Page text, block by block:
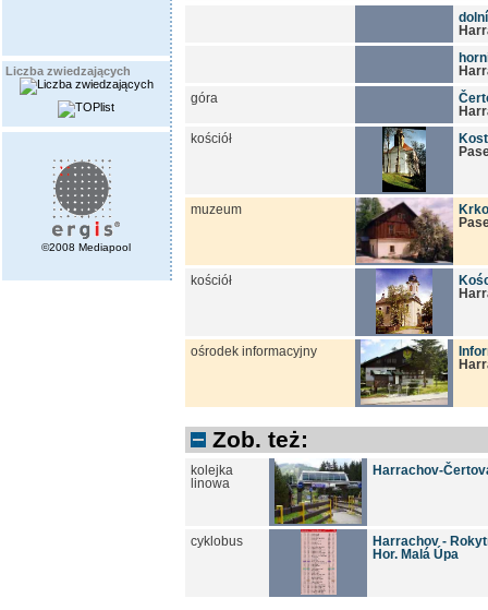
Liczba zwiedzających
©2008 Mediapool
góra
kościół
muzeum
kościół
ośrodek informacyjny
Zob. też:
kolejka
linowa
Harrachov-
cyklobus
Harrachov -
Hor. Malá Úpa